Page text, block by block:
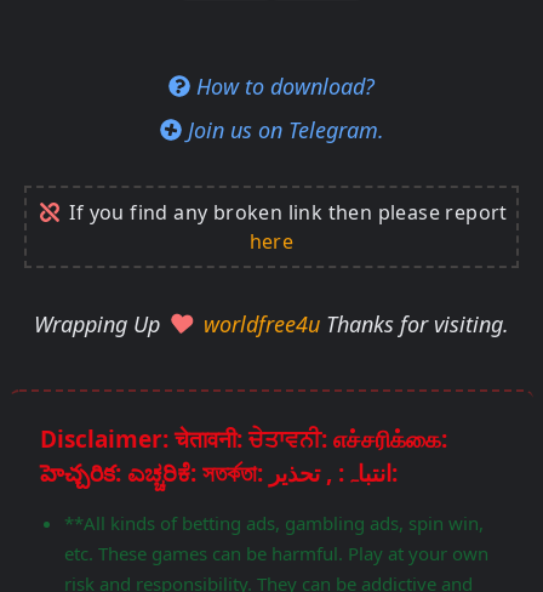
How to download?
Join us on Telegram.
If you find any broken link then please report
here
Wrapping Up worldfree4u Thanks for visiting.
Disclaimer: चेतावनी: ਚੇਤਾਵਨੀ: எச்சரிக்கை:
హెచ్చరిక: ಎಚ್ಚರಿಕೆ: সতর্কতা: انتباہ: , تحذير:
**All kinds of betting ads, gambling ads, spin win,
etc. These games can be harmful. Play at your own
risk and responsibility. They can be addictive and